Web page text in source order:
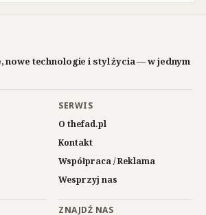
nowe technologie i styl życia — w jednym
SERWIS
O thefad.pl
Kontakt
Współpraca / Reklama
Wesprzyj nas
ZNAJDŹ NAS